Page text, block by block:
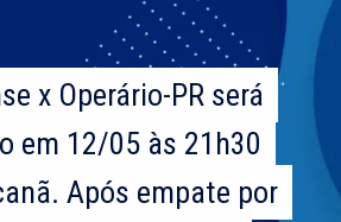
x Operário-PR será
em 12/05 às 21h30
Após empate por
x Operário-PR será
em 12/05 às 21h30
Após empate por